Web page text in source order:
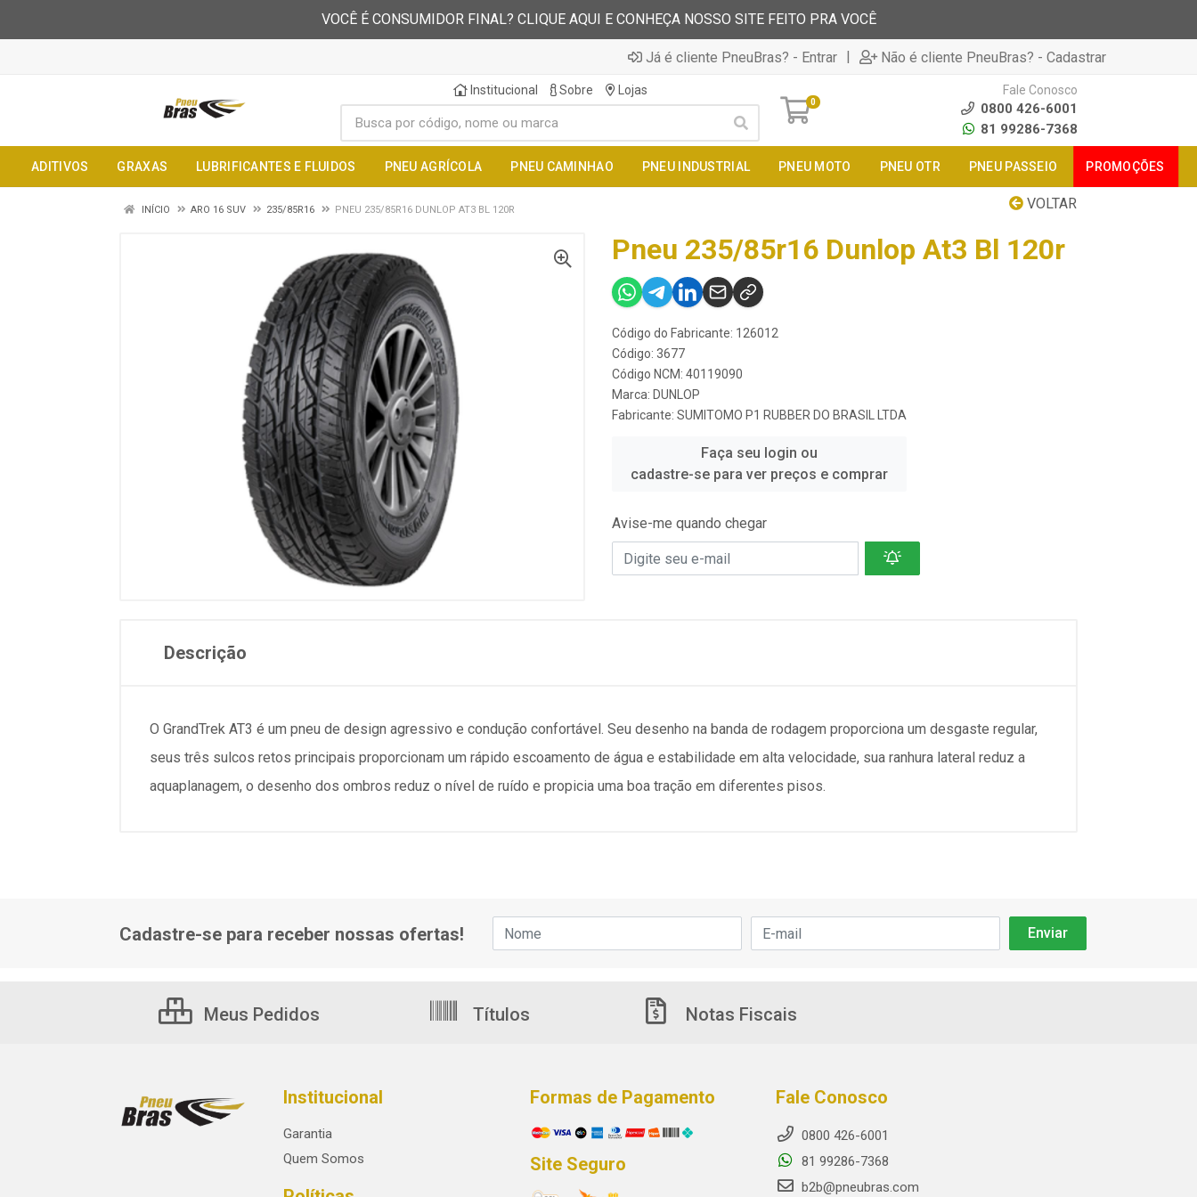
VOCÊ É CONSUMIDOR FINAL? CLIQUE AQUI E CONHEÇA NOSSO SITE FEITO PRA VOCÊ
Já é cliente PneuBras? - Entrar | Não é cliente PneuBras? - Cadastrar
Institucional Sobre Lojas
0
Fale Conosco
0800 426-6001
81 99286-7368
ADITIVOS GRAXAS LUBRIFICANTES E FLUIDOS PNEU AGRÍCOLA PNEU CAMINHAO PNEU INDUSTRIAL PNEU MOTO PNEU OTR PNEU PASSEIO PROMOÇÕES
VOLTAR
INÍCIO ARO 16 SUV 235/85R16 PNEU 235/85R16 DUNLOP AT3 BL 120R
Pneu 235/85r16 Dunlop At3 Bl 120r
Código do Fabricante: 126012
Código: 3677
Código NCM: 40119090
Marca: DUNLOP
Fabricante: SUMITOMO P1 RUBBER DO BRASIL LTDA
Faça seu login ou
cadastre-se para ver preços e comprar
Avise-me quando chegar
Descrição
O GrandTrek AT3 é um pneu de design agressivo e condução confortável. Seu desenho na banda de rodagem proporciona um desgaste regular,
seus três sulcos retos principais proporcionam um rápido escoamento de água e estabilidade em alta velocidade, sua ranhura lateral reduz a
aquaplanagem, o desenho dos ombros reduz o nível de ruído e propicia uma boa tração em diferentes pisos.
Cadastre-se para receber nossas ofertas!
Meus Pedidos Títulos Notas Fiscais
Institucional
Garantia
Quem Somos
Formas de Pagamento
Site Seguro
Fale Conosco
0800 426-6001
81 99286-7368
b2b@pneubras.com